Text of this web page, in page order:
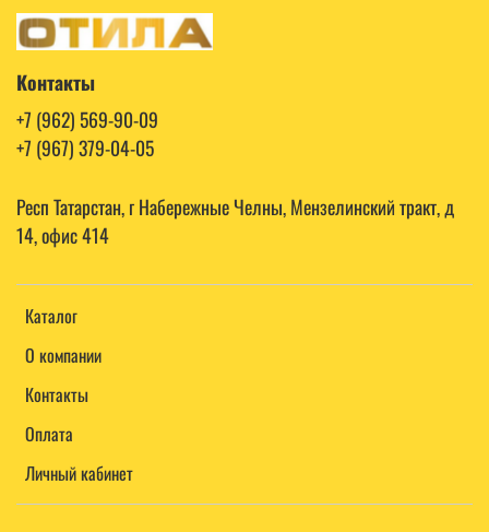
Каталог
О компании
Контакты
Оплата
Личный кабинет
Контакты
+7 (962) 569-90-09
+7 (967) 379-04-05
Респ Татарстан, г Набережные Челны, Мензелинский тракт, д
14, офис 414